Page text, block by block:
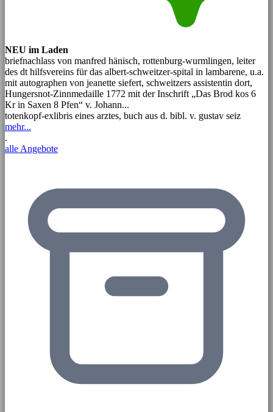
NEU im Laden
briefnachlass von manfred hänisch, rottenburg-wurmlingen, leiter
des dt hilfsvereins für das albert-schweitzer-spital in lambarene, u.a.
mit autographen von jeanette siefert, schweitzers assistentin dort,
Hungersnot-Zinnmedaille 1772 mit der Inschrift „Das Brod kos 6
Kr in Saxen 8 Pfen“ v. Johann...
totenkopf-exlibris eines arztes, buch aus d. bibl. v. gustav seiz
mehr...
.
alle Angebote